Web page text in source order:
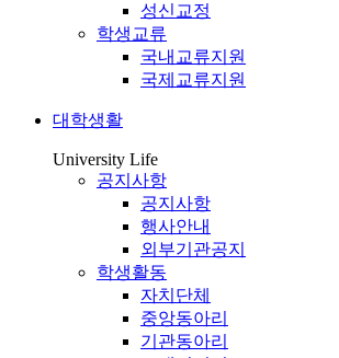
성신교정
학생교류
국내교류지원
국제교류지원
대학생활
University Life
공지사항
공지사항
행사안내
외부기관공지
학생활동
자치단체
중앙동아리
기관동아리